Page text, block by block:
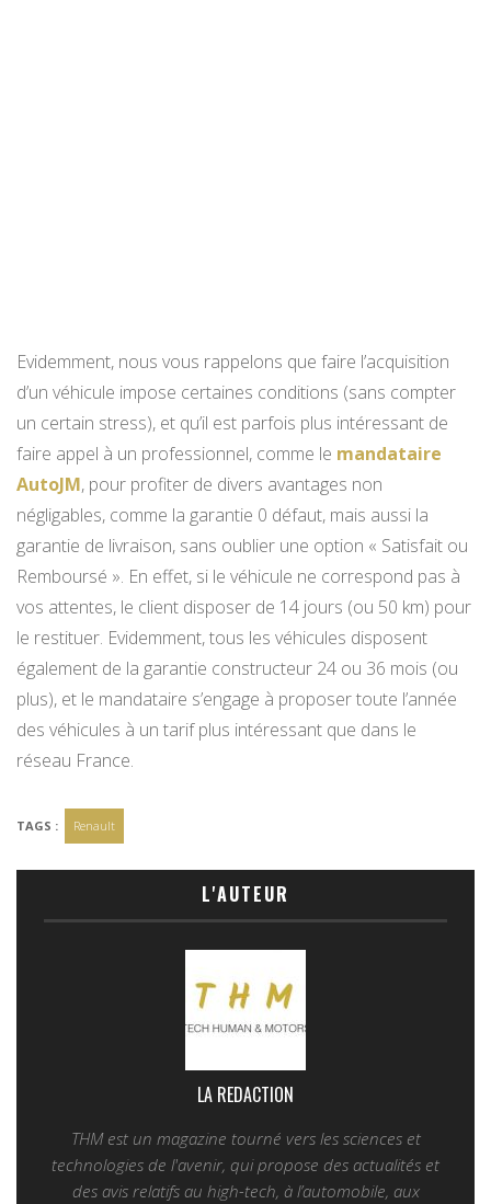
Evidemment, nous vous rappelons que faire l’acquisition
d’un véhicule impose certaines conditions (sans compter
un certain stress), et qu’il est parfois plus intéressant de
faire appel à un professionnel, comme le mandataire
AutoJM, pour profiter de divers avantages non
négligables, comme la garantie 0 défaut, mais aussi la
garantie de livraison, sans oublier une option « Satisfait ou
Remboursé ». En effet, si le véhicule ne correspond pas à
vos attentes, le client disposer de 14 jours (ou 50 km) pour
le restituer. Evidemment, tous les véhicules disposent
également de la garantie constructeur 24 ou 36 mois (ou
plus), et le mandataire s’engage à proposer toute l’année
des véhicules à un tarif plus intéressant que dans le
réseau France.
TAGS : Renault
L'AUTEUR
LA REDACTION
THM est un magazine tourné vers les sciences et
technologies de l'avenir, qui propose des actualités et
des avis relatifs au high-tech, à l’automobile, aux